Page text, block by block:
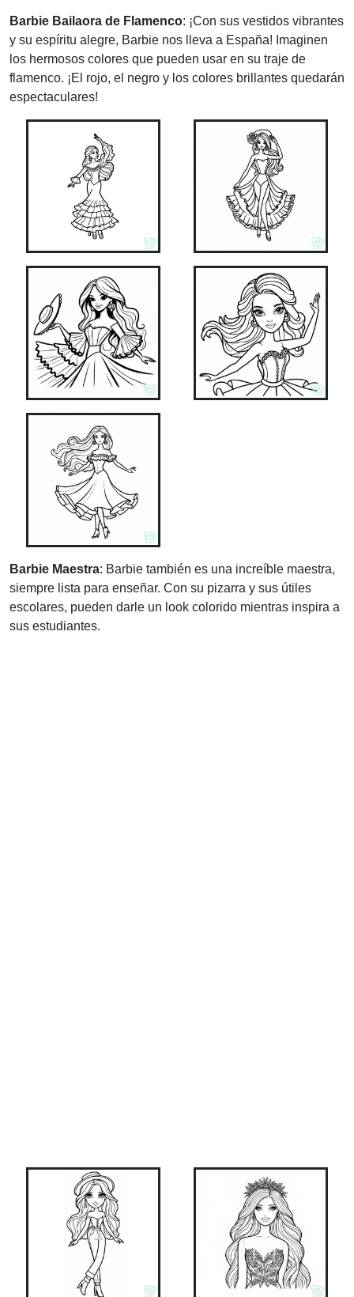
Barbie Bailaora de Flamenco: ¡Con sus vestidos vibrantes
y su espíritu alegre, Barbie nos lleva a España! Imaginen
los hermosos colores que pueden usar en su traje de
flamenco. ¡El rojo, el negro y los colores brillantes quedarán
espectaculares!
Barbie Maestra: Barbie también es una increíble maestra,
siempre lista para enseñar. Con su pizarra y sus útiles
escolares, pueden darle un look colorido mientras inspira a
sus estudiantes.